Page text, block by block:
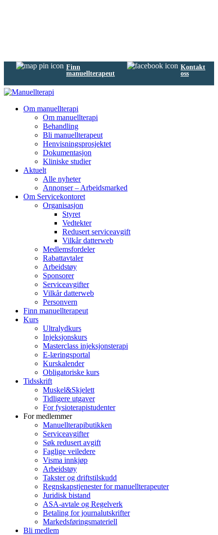
Finn
manuellterapeut
Kontakt
oss
Om manuellterapi
Om manuellterapi
Behandling
Bli manuellterapeut
Henvisningsprosjektet
Dokumentasjon
Kliniske studier
Aktuelt
Alle nyheter
Annonser – Arbeidsmarked
Om Servicekontoret
Organisasjon
Styret
Vedtekter
Redusert serviceavgift
Vilkår datterweb
Medlemsfordeler
Rabattavtaler
Arbeidstøy
Sponsorer
Serviceavgifter
Vilkår datterweb
Personvern
Finn manuellterapeut
Kurs
Ultralydkurs
Injeksjonskurs
Masterclass injeksjonsterapi
E-læringsportal
Kurskalender
Obligatoriske kurs
Tidsskrift
Muskel&Skjelett
Tidligere utgaver
For fysioterapistudenter
For medlemmer
Manuellterapibutikken
Serviceavgifter
Søk redusert avgift
Faglige veiledere
Visma innkjøp
Arbeidstøy
Takster og driftstilskudd
Regnskapstjenester for manuellterapeuter
Juridisk bistand
ASA-avtale og Regelverk
Betaling for journalutskrifter
Markedsføringsmateriell
Bli medlem